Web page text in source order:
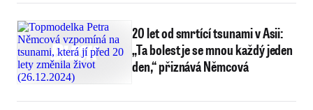
20 let od smrtící tsunami v Asii:
„Ta bolest je se mnou každý jeden
den,“ přiznává Němcová